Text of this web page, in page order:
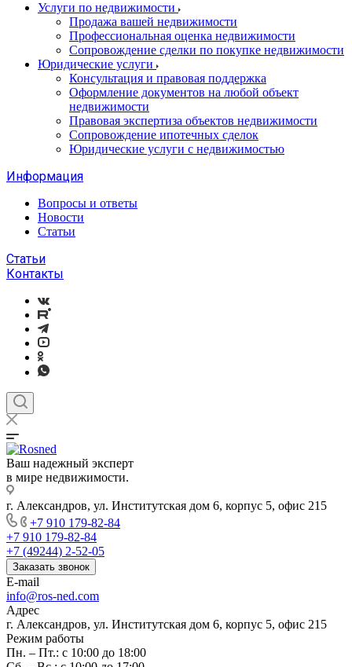
Услуги по недвижимости
Продажа вашей недвижимости
Профессиональная оценка недвижимости
Сопровождение сделки по покупке недвижимости
Юридические услуги
Консультация и правовая поддержка
Оформление документов на любой объект
недвижимости
Правовая экспертиза объектов недвижимости
Сопровождение ипотечных сделок
Юридические услуги с недвижимостью
Информация
Вопросы и ответы
Новости
Статьи
Статьи
Контакты
Ваш надежный эксперт
в мире недвижимости.
г. Александров, ул. Институтская дом 6, корпус 5, офис 215
+7 910 179-82-84
+7 910 179-82-84
+7 (49244) 2-52-05
Заказать звонок
E-mail
info@ros-ned.com
Адрес
г. Александров, ул. Институтская дом 6, корпус 5, офис 215
Режим работы
Пн. – Пт.: с 10:00 до 18:00